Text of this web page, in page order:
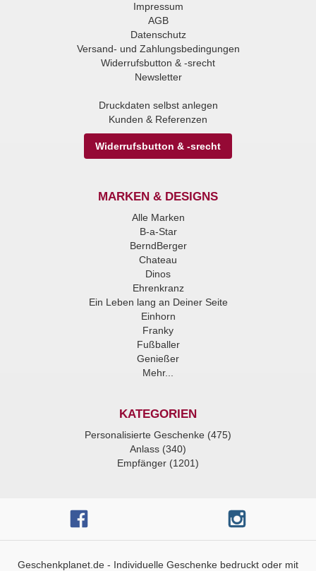
Impressum
AGB
Datenschutz
Versand- und Zahlungsbedingungen
Widerrufsbutton & -srecht
Newsletter
Druckdaten selbst anlegen
Kunden & Referenzen
Widerrufsbutton & -srecht
MARKEN & DESIGNS
Alle Marken
B-a-Star
BerndBerger
Chateau
Dinos
Ehrenkranz
Ein Leben lang an Deiner Seite
Einhorn
Franky
Fußballer
Genießer
Mehr...
KATEGORIEN
Personalisierte Geschenke (475)
Anlass (340)
Empfänger (1201)
Geschenkplanet.de - Individuelle Geschenke bedruckt oder mit